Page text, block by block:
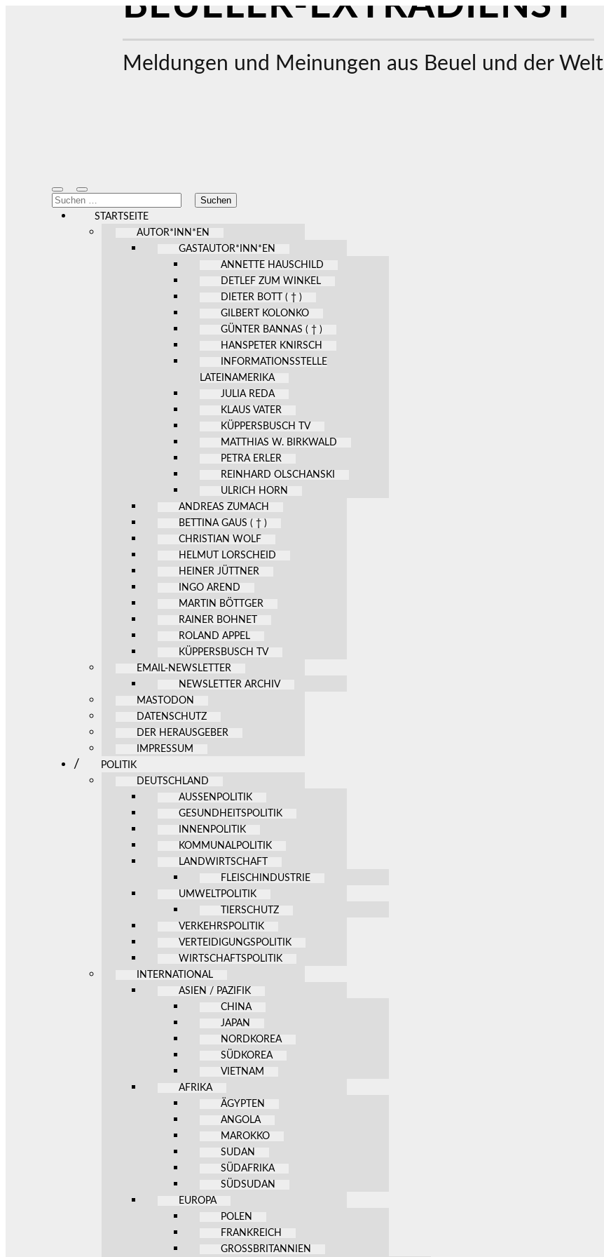
Meldungen und Meinungen aus Beuel und der Welt
Mobile-
Menü
ein-/ausblenden
Suchfeld
ein-/ausblenden
Suchen
nach:
STARTSEITE
AUTOR*INN*EN
GASTAUTOR*INN*EN
ANNETTE HAUSCHILD
DETLEF ZUM WINKEL
DIETER BOTT ( † )
GILBERT KOLONKO
GÜNTER BANNAS ( † )
HANSPETER KNIRSCH
INFORMATIONSSTELLE
LATEINAMERIKA
JULIA REDA
KLAUS VATER
KÜPPERSBUSCH TV
MATTHIAS W. BIRKWALD
PETRA ERLER
REINHARD OLSCHANSKI
ULRICH HORN
ANDREAS ZUMACH
BETTINA GAUS ( † )
CHRISTIAN WOLF
HELMUT LORSCHEID
HEINER JÜTTNER
INGO AREND
MARTIN BÖTTGER
RAINER BOHNET
ROLAND APPEL
KÜPPERSBUSCH TV
EMAIL-NEWSLETTER
NEWSLETTER ARCHIV
MASTODON
DATENSCHUTZ
DER HERAUSGEBER
IMPRESSUM
POLITIK
DEUTSCHLAND
AUSSENPOLITIK
GESUNDHEITSPOLITIK
INNENPOLITIK
KOMMUNALPOLITIK
LANDWIRTSCHAFT
FLEISCHINDUSTRIE
UMWELTPOLITIK
TIERSCHUTZ
VERKEHRSPOLITIK
VERTEIDIGUNGSPOLITIK
WIRTSCHAFTSPOLITIK
INTERNATIONAL
ASIEN / PAZIFIK
CHINA
JAPAN
NORDKOREA
SÜDKOREA
VIETNAM
AFRIKA
ÄGYPTEN
ANGOLA
MAROKKO
SUDAN
SÜDAFRIKA
SÜDSUDAN
EUROPA
POLEN
FRANKREICH
GROSSBRITANNIEN